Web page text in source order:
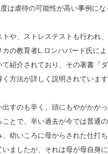
は虐待の可能性が高い事例に
や、ストレステストも行われ
の教育者L.ロンハバード氏に
紹介されており、その著書『
方法が詳しく説明されていま
すのも辛く、頭にもやがかか
とで、辛い過去が今では普通
、幼いころに母からされた仕打
ましたが、それは母が母自身